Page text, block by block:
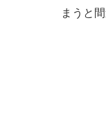
まうと